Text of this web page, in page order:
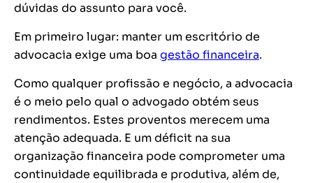
dúvidas do assunto para você.
Em primeiro lugar: manter um escritório de
advocacia exige uma boa gestão financeira.
Como qualquer profissão e negócio, a advocacia
é o meio pelo qual o advogado obtém seus
rendimentos. Estes proventos merecem uma
atenção adequada. E um déficit na sua
organização financeira pode comprometer uma
continuidade equilibrada e produtiva, além de,